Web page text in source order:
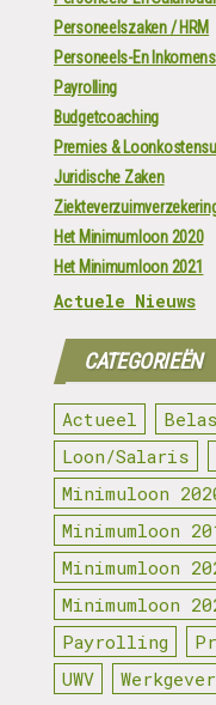
Personeelszaken / HRM
Personeels-En
Payrolling
Budgetcoaching
Premies &
Juridische Zaken
Het Minimumloon 2020
Het Minimumloon 2021
Actuele Nieuws
CATEGORIEËN
Actueel
Loon/Salaris
Minimuloon
Minimumloon
Minimumloon
Minimumloon
Payrolling
UWV